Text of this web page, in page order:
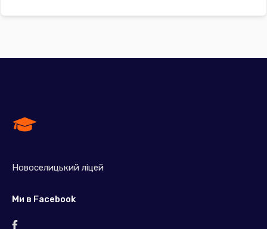
Новоселицький ліцей
Ми в Facebook